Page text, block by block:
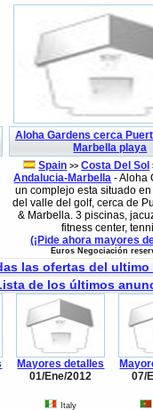
Aloha Gardens cerca
Marbella playa
Spain >> Costa Del Sol
Andalucia-Marbella - Aloha
un complejo esta situado
del valle del golf, cerca de
& Marbella. 3 piscinas,
fitness center,
(¡Pide ahora mayores
Euros Negociación
las ofertas del
de los últimos
Mayores detalles
01/Ene/2012
Italy
07/